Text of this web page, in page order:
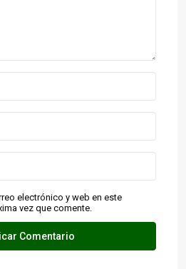
electrónico y web en este
vez que comente.